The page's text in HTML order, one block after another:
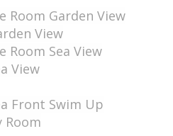
Room Garden View
View
Room Sea View
View
Front Swim Up
Room